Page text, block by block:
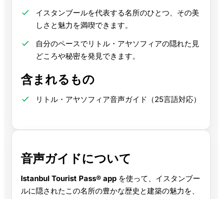
イスタンブールを代表する名所のひとつ、その美
しさと魅力を満喫できます。
自分のペースでリトル・アヤソフィアの隠れた見
どころや秘密を発見できます。
含まれるもの
リトル・アヤソフィア音声ガイド（25言語対応）
音声ガイドについて
Istanbul Tourist Pass® app を使って、イスタンブー
ルに隠されたこの名所の豊かな歴史と建築の魅力を、